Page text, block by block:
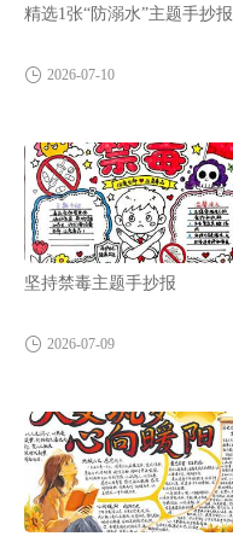
精选1张“防溺水”主题手抄报
2026-07-10
坚持禁毒主题手抄报
2026-07-09